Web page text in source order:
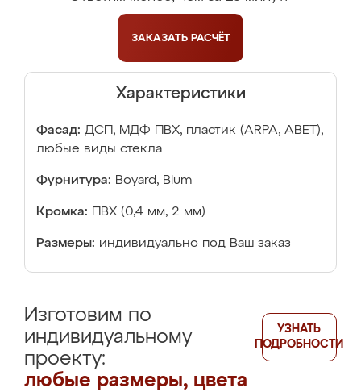
ЗАКАЗАТЬ РАСЧЁТ
Характеристики
Фасад: ДСП, МДФ ПВХ, пластик (ARPA, ABET),
любые виды стекла
Фурнитура: Boyard, Blum
Кромка: ПВХ (0,4 мм, 2 мм)
Размеры: индивидуально под Ваш заказ
Изготовим по
индивидуальному
проекту:
любые размеры, цвета
УЗНАТЬ
ПОДРОБНОСТИ